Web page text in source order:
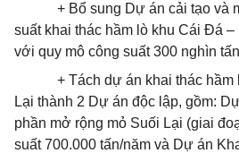
+ Bổ sung Dự án cải tạo và
suất khai thác hầm lò khu Cái Đá
với quy mô công suất 300 nghìn
+ Tách dự án khai thác
Lại thành 2 Dự án độc lập, gồm:
phần mở rộng mỏ Suối Lại (giai
suất 700.000 tấn/năm và Dự án